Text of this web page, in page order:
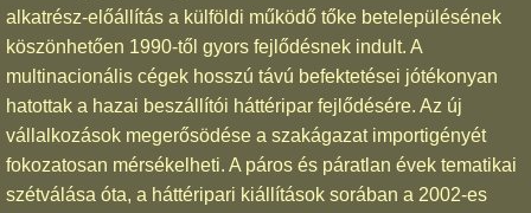
alkatrész-előállítás a külföldi működő tőke betelepülésének
köszönhetően 1990-től gyors fejlődésnek indult. A
multinacionális cégek hosszú távú befektetései jótékonyan
hatottak a hazai beszállítói háttéripar fejlődésére. Az új
vállalkozások megerősödése a szakágazat importigényét
fokozatosan mérsékelheti. A páros és páratlan évek tematikai
szétválása óta, a háttéripari kiállítások sorában a 2002-es